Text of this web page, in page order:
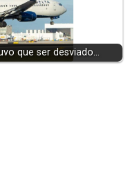
que ser desviado…